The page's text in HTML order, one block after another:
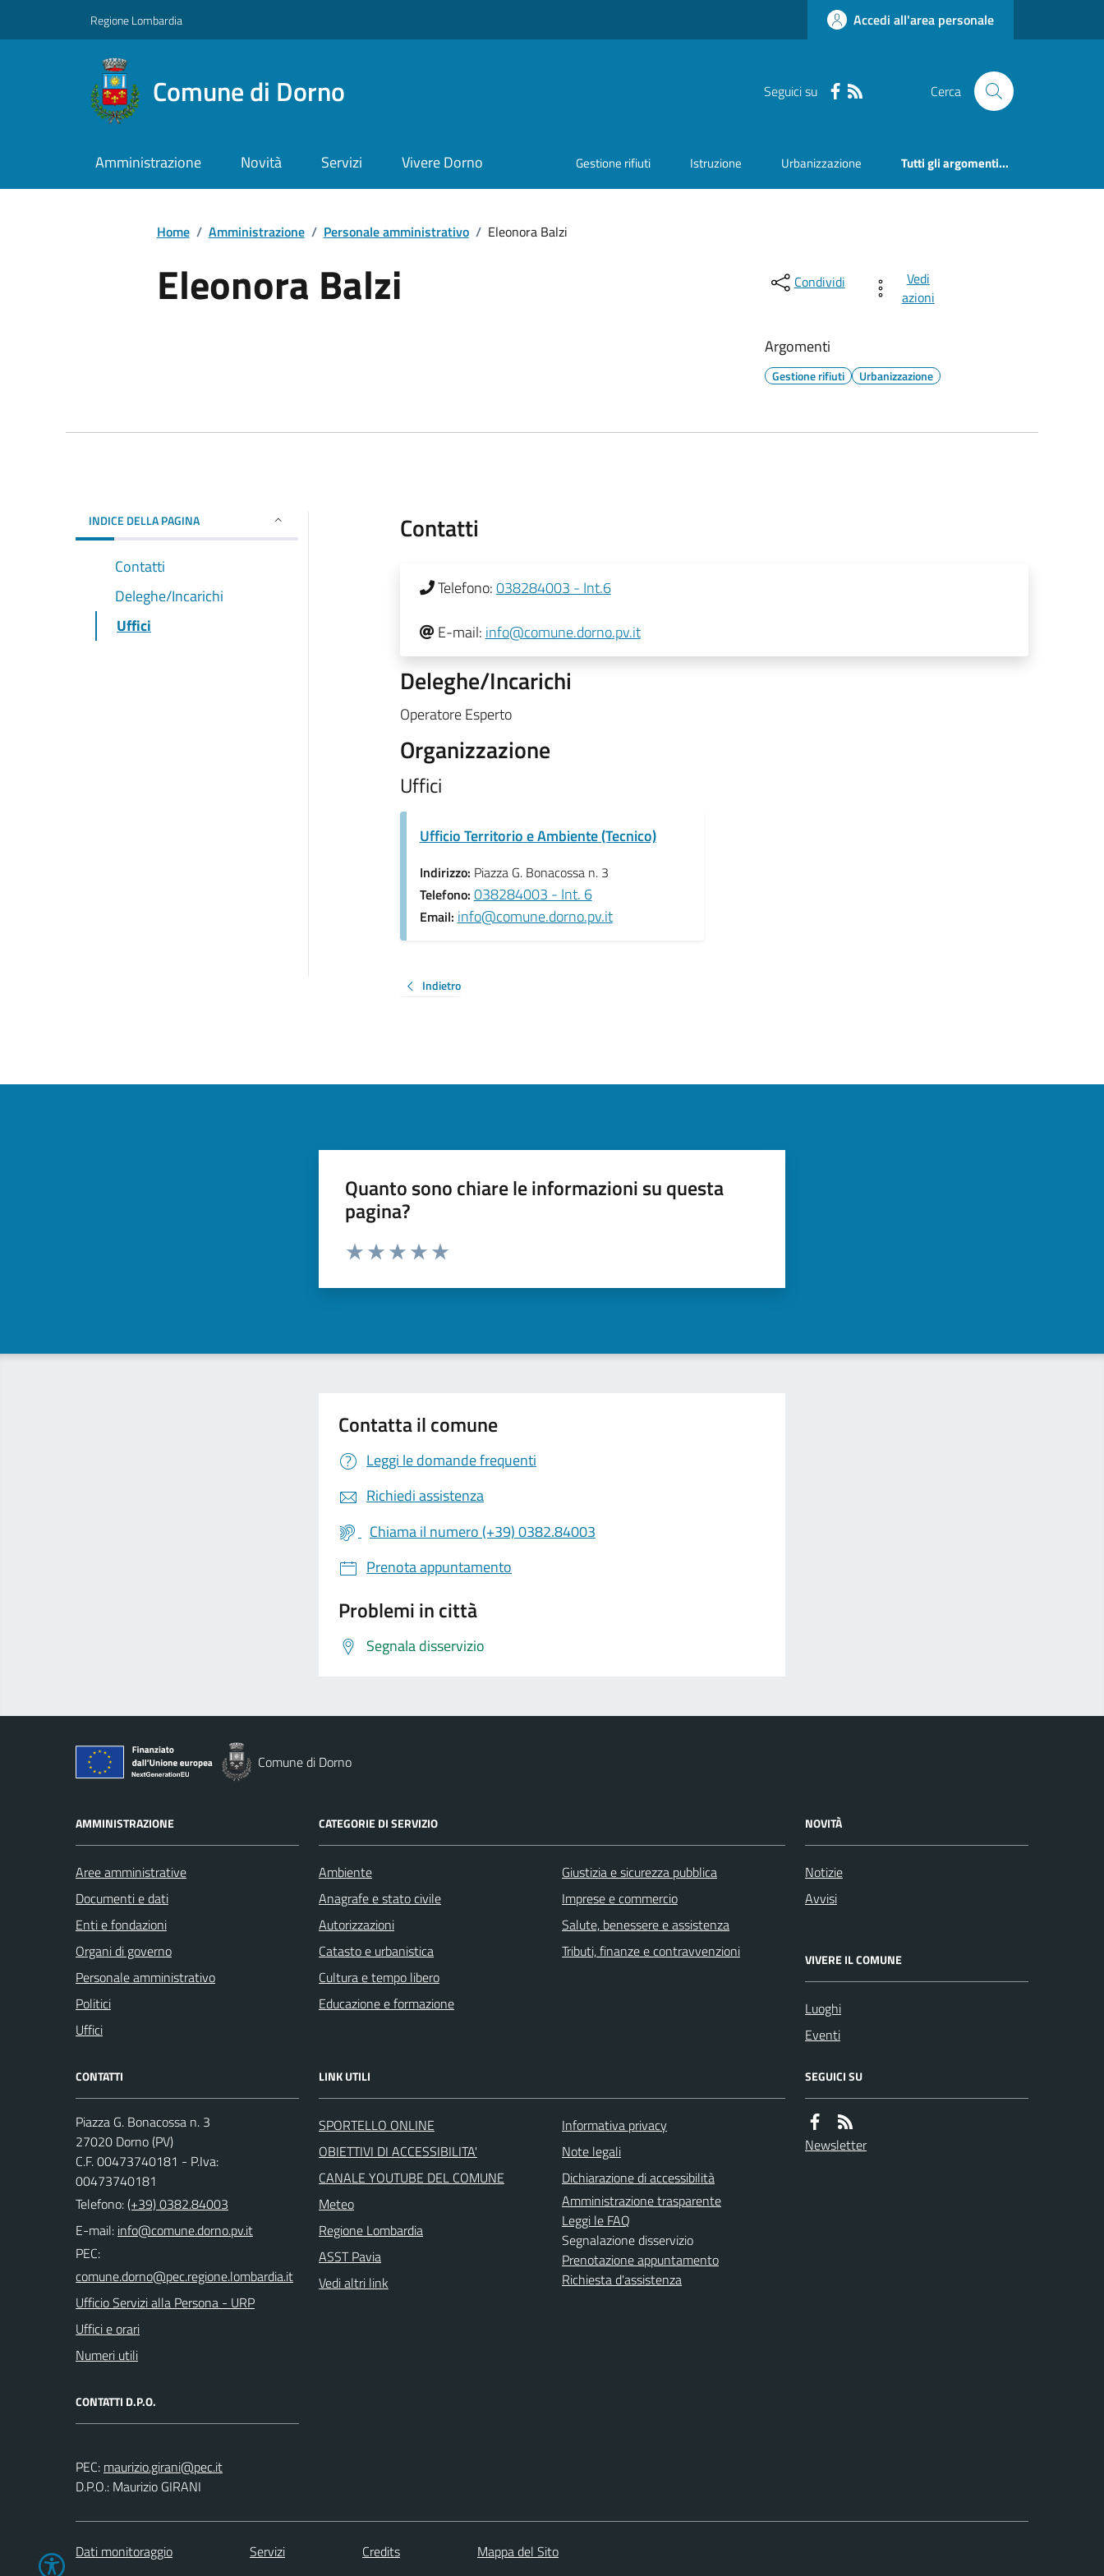
Regione Lombardia Accedi all'area personale
Comune di Dorno Seguici su Cerca
Amministrazione Novità Servizi Vivere Dorno Gestione rifiuti Istruzione Urbanizzazione Tutti gli argomenti...
Home / Amministrazione / Personale amministrativo / Eleonora Balzi
Eleonora Balzi Condividi
Vedi
azioni
Argomenti
Gestione rifiuti Urbanizzazione
INDICE DELLA PAGINA
Contatti
Deleghe/Incarichi
Uffici
Contatti
Telefono:038284003 - Int.6
E-mail: info@comune.dorno.pv.it
Deleghe/Incarichi
Operatore Esperto
Organizzazione
Uffici
Ufficio Territorio e Ambiente (Tecnico)
Indirizzo: Piazza G. Bonacossa n. 3
Telefono: 038284003 - Int. 6
Email: info@comune.dorno.pv.it
Indietro
Quanto sono chiare le informazioni su questa
pagina?
Valuta da 1 a 5 stelle la pagina
Contatta il comune
Leggi le domande frequenti
Richiedi assistenza
Chiama il numero (+39) 0382.84003
Prenota appuntamento
Problemi in città
Segnala disservizio
Comune di Dorno
AMMINISTRAZIONE
Aree amministrative
Documenti e dati
Enti e fondazioni
Organi di governo
Personale amministrativo
Politici
Uffici
CATEGORIE DI SERVIZIO
Ambiente
Anagrafe e stato civile
Autorizzazioni
Catasto e urbanistica
Cultura e tempo libero
Educazione e formazione
Giustizia e sicurezza pubblica
Imprese e commercio
Salute, benessere e assistenza
Tributi, finanze e contravvenzioni
NOVITÀ
Notizie
Avvisi
VIVERE IL COMUNE
Luoghi
Eventi
CONTATTI
Piazza G. Bonacossa n. 3
27020 Dorno (PV)
C.F. 00473740181 - P.Iva:
00473740181
Telefono:(+39) 0382.84003
E-mail:
PEC:
Ufficio Servizi alla Persona - URP
Uffici e orari
Numeri utili
CONTATTI D.P.O.
PEC:
D.P.O.: Maurizio GIRANI
LINK UTILI
SPORTELLO ONLINE
OBIETTIVI DI ACCESSIBILITA'
CANALE YOUTUBE DEL COMUNE
Meteo
Regione Lombardia
ASST Pavia
Vedi altri link
Informativa privacy
Note legali
Dichiarazione di accessibilità
Amministrazione trasparente
Leggi le FAQ
Segnalazione disservizio
Prenotazione appuntamento
Richiesta d'assistenza
SEGUICI SU
Newsletter
Dati monitoraggio Servizi Credits Mappa del Sito